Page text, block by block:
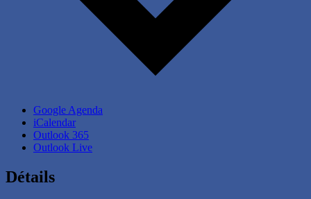
Google Agenda
iCalendar
Outlook 365
Outlook Live
Détails